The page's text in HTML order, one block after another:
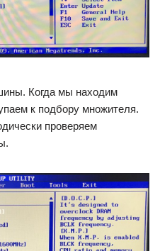
Когда мы находим
к подбору множителя.
проверяем